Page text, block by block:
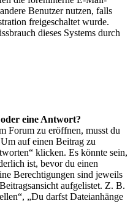
Benutzer nutzen, falls
freigeschaltet wurde.
dieses Systems durch
eine Antwort?
Forum zu eröffnen, musst du
auf einen Beitrag zu
klicken. Es könnte sein,
ist, bevor du einen
Berechtigungen sind jeweils
aufgelistet. Z. B.
„Du darfst Dateianhänge